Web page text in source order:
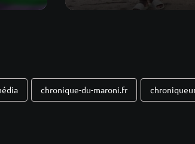
chronique-du-maroni.fr